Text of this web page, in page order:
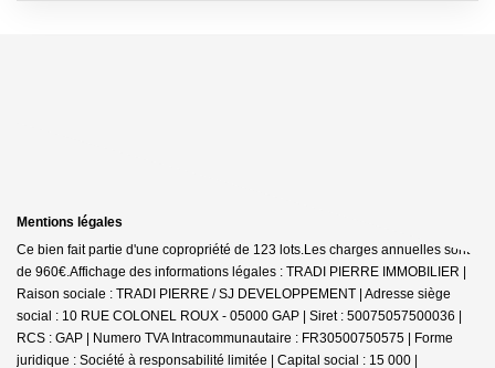
Mentions légales
Ce bien fait partie d'une copropriété de 123 lots.Les charges annuelles sont
de 960€.Affichage des informations légales : TRADI PIERRE IMMOBILIER |
Raison sociale : TRADI PIERRE / SJ DEVELOPPEMENT | Adresse siège
social : 10 RUE COLONEL ROUX - 05000 GAP | Siret : 50075057500036 |
RCS : GAP | Numero TVA Intracommunautaire : FR30500750575 | Forme
juridique : Société à responsabilité limitée | Capital social : 15 000 |